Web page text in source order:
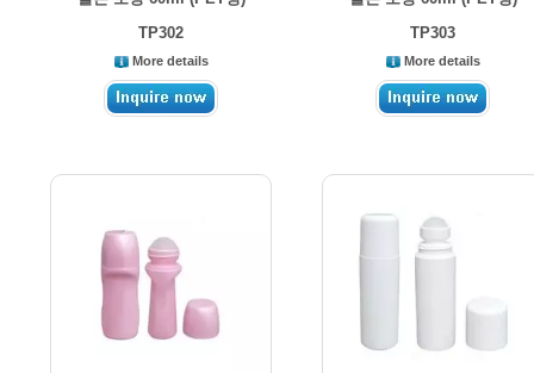
TP302
More details
TP303
More details